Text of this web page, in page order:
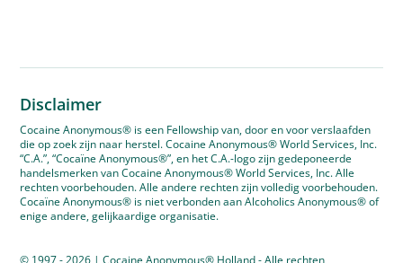
Disclaimer
Cocaine Anonymous® is een Fellowship van, door en voor verslaafden
die op zoek zijn naar herstel. Cocaine Anonymous® World Services, Inc.
“C.A.”, “Cocaïne Anonymous®”, en het C.A.-logo zijn gedeponeerde
handelsmerken van Cocaine Anonymous® World Services, Inc. Alle
rechten voorbehouden. Alle andere rechten zijn volledig voorbehouden.
Cocaïne Anonymous® is niet verbonden aan Alcoholics Anonymous® of
enige andere, gelijkaardige organisatie.
© 1997 - 2026 | Cocaine Anonymous® Holland - Alle rechten